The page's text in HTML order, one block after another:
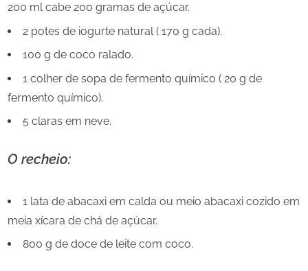
200 ml cabe 200 gramas de açúcar.
2 potes de iogurte natural ( 170 g cada).
100 g de coco ralado.
1 colher de sopa de fermento químico ( 20 g de
fermento químico).
5 claras em neve.
O recheio:
1 lata de abacaxi em calda ou meio abacaxi cozido em
meia xícara de chá de açúcar.
800 g de doce de leite com coco.